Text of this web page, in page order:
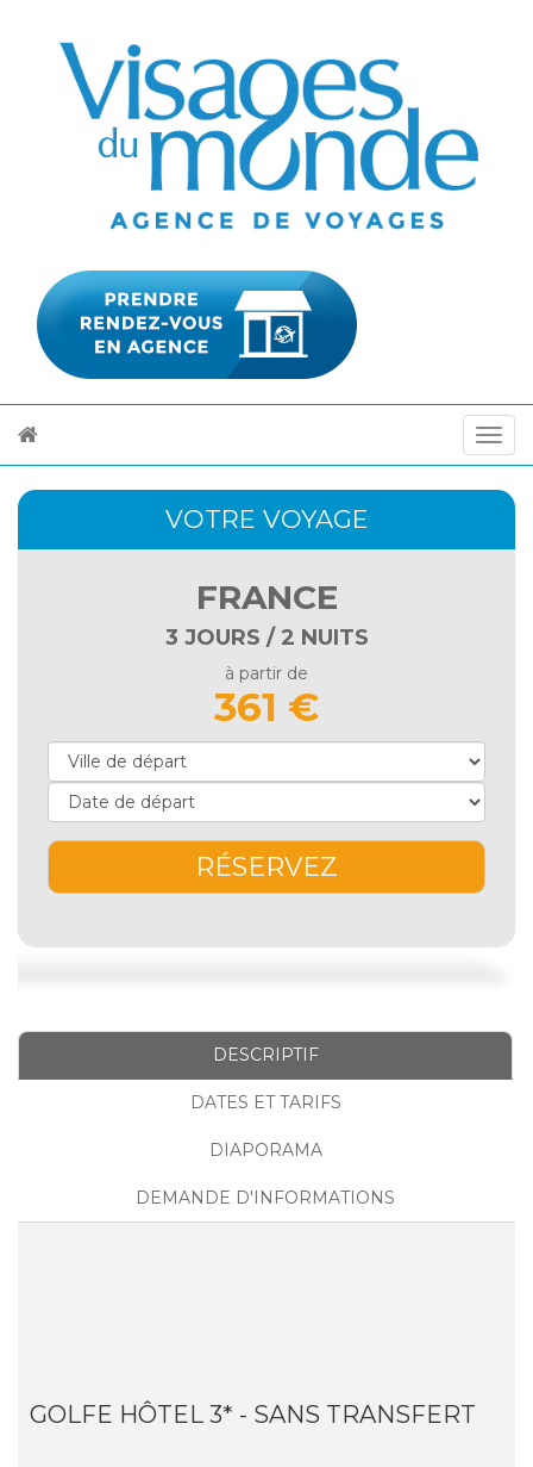
VOTRE VOYAGE
FRANCE
3 JOURS / 2 NUITS
à partir de
361 €
RÉSERVEZ
DESCRIPTIF
DATES ET TARIFS
DIAPORAMA
DEMANDE D'INFORMATIONS
GOLFE HÔTEL 3* - SANS TRANSFERT